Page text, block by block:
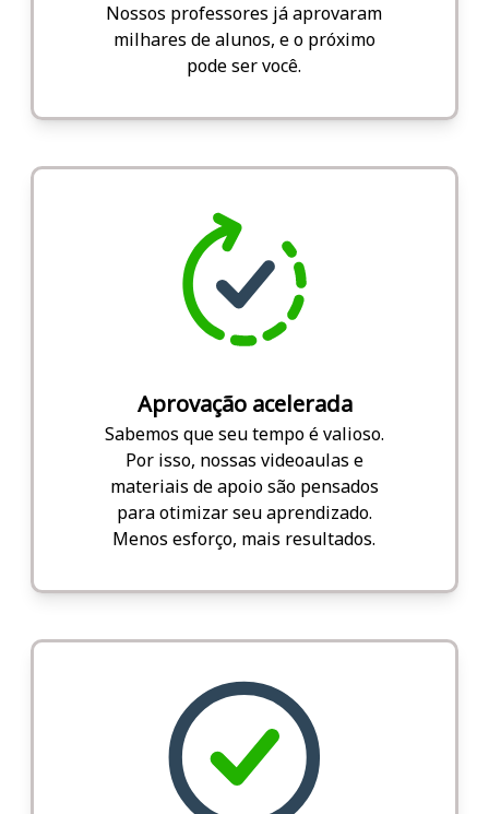
Nossos professores já aprovaram
milhares de alunos, e o próximo
pode ser você.
Aprovação acelerada
Sabemos que seu tempo é valioso.
Por isso, nossas videoaulas e
materiais de apoio são pensados
para otimizar seu aprendizado.
Menos esforço, mais resultados.